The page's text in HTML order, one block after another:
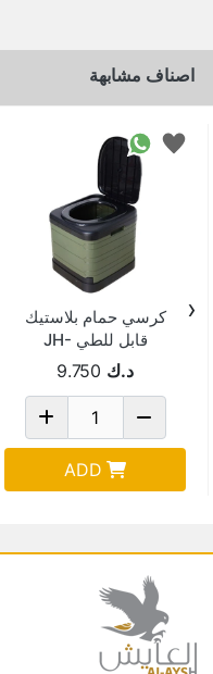
اصناف مشابهة
كرسي حمام بلاستيك
قابل للطي JH-
6302T-GREEN
د.ك 9.750
ADD
‹